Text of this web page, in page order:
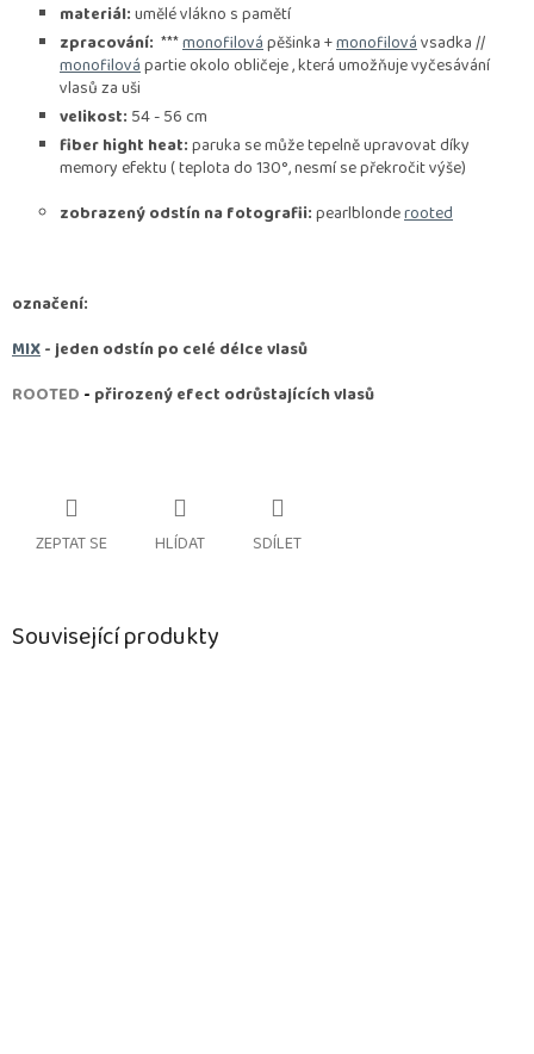
materiál:umělé vlákno s pamětí
zpracování: ***monofilovápěšinka +monofilovávsadka //
monofilovápartie okolo obličeje , která umožňuje vyčesávání
vlasů za uši
velikost: 54 - 56 cm
fiber hight heat:paruka se může tepelně upravovat díky
memory efektu ( teplota do 130°, nesmí se překročit výše)
zobrazený odstín na fotografii:pearlblonderooted
označení:
MIX- jeden odstín po celé délce vlasů
ROOTED - přirozený efect odrůstajících vlasů
ZEPTAT SE HLÍDAT SDÍLET
Související produkty